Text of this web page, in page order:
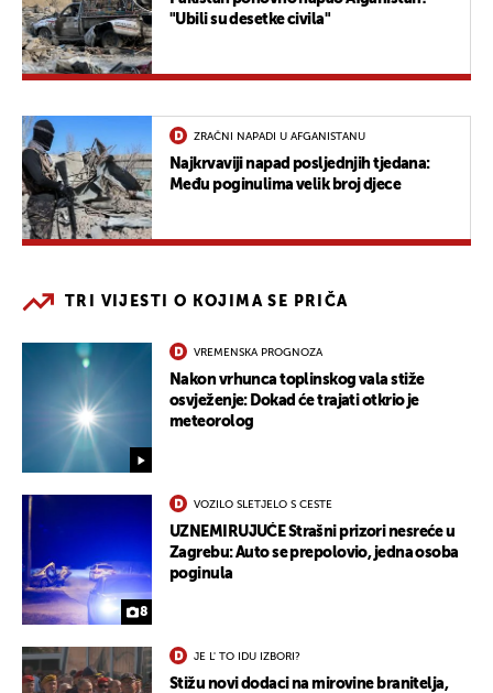
"Ubili su desetke civila"
ZRAČNI NAPADI U AFGANISTANU
Najkrvaviji napad posljednjih tjedana:
Među poginulima velik broj djece
TRI VIJESTI O KOJIMA SE PRIČA
VREMENSKA PROGNOZA
Nakon vrhunca toplinskog vala stiže
osvježenje: Dokad će trajati otkrio je
meteorolog
8
VOZILO SLETJELO S CESTE
UZNEMIRUJUĆE Strašni prizori nesreće u
Zagrebu: Auto se prepolovio, jedna osoba
poginula
JE L' TO IDU IZBORI?
Stižu novi dodaci na mirovine branitelja,